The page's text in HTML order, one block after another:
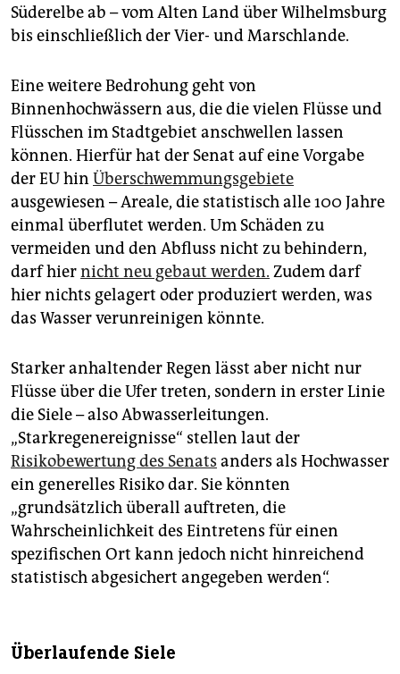
Süderelbe ab – vom Alten Land über Wilhelmsburg
bis einschließlich der Vier- und Marschlande.
Eine weitere Bedrohung geht von
Binnenhochwässern aus, die die vielen Flüsse und
Flüsschen im Stadtgebiet anschwellen lassen
können. Hierfür hat der Senat auf eine Vorgabe
der EU hin Überschwemmungsgebiete
ausgewiesen – Areale, die statistisch alle 100 Jahre
einmal überflutet werden. Um Schäden zu
vermeiden und den Abfluss nicht zu behindern,
darf hiernicht neu gebaut werden. Zudem darf
hier nichts gelagert oder produziert werden, was
das Wasser verunreinigen könnte.
Starker anhaltender Regen lässt aber nicht nur
Flüsse über die Ufer treten, sondern in erster Linie
die Siele – also Abwasserleitungen.
„Starkregenereignisse“ stellen laut der
Risikobewertung des Senats anders als Hochwasser
ein generelles Risiko dar. Sie könnten
„grundsätzlich überall auftreten, die
Wahrscheinlichkeit des Eintretens für einen
spezifischen Ort kann jedoch nicht hinreichend
statistisch abgesichert angegeben werden“.
Überlaufende Siele